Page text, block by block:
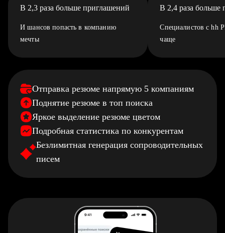
В 2,3 раза больше приглашений
И шансов попасть в компанию
мечты
В 2,4 раза больше
Специалистов с hh
чаще
Отправка резюме напрямую 5 компаниям
Поднятие резюме в топ поиска
Яркое выделение резюме цветом
Подробная статистика по конкурентам
Безлимитная генерация сопроводительных
писем